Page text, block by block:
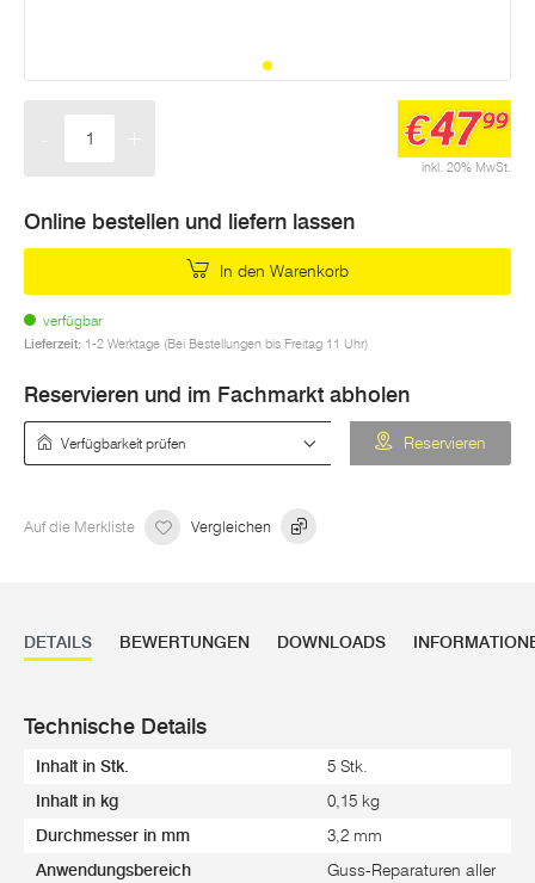
inkl. 20% MwSt.
€4799
Online bestellen und liefern lassen
In den Warenkorb
verfügbar
Lieferzeit: 1-2 Werktage (Bei Bestellungen bis Freitag 11 Uhr)
Reservieren und im Fachmarkt abholen
Reservieren
Auf die Merkliste Vergleichen
DETAILS BEWERTUNGEN DOWNLOADS
Technische Details
Inhalt in Stk. 5 Stk.
Inhalt in kg 0,15 kg
Durchmesser in mm 3,2 mm
Anwendungsbereich
Guss-Reparaturen aller